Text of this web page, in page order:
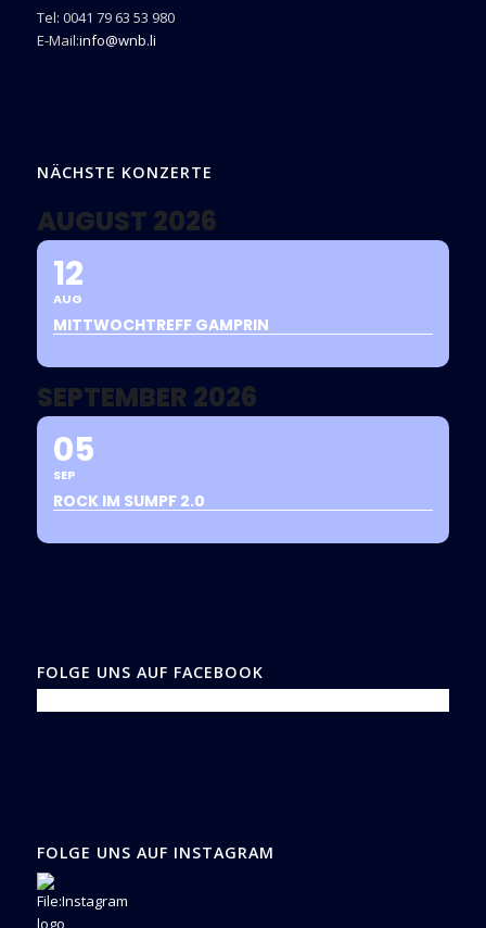
Tel: 0041 79 63 53 980
E-Mail:info@wnb.li
NÄCHSTE KONZERTE
AUGUST 2026
12
AUG
MITTWOCHTREFF GAMPRIN
SEPTEMBER 2026
05
SEP
ROCK IM SUMPF 2.0
FOLGE UNS AUF FACEBOOK
FOLGE UNS AUF INSTAGRAM